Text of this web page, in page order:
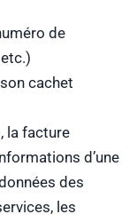
de
cachet
la facture
d’une
des
les